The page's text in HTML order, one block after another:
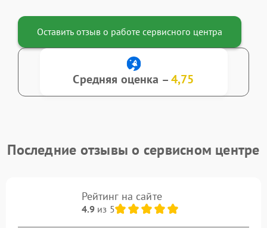
Оставить отзыв о работе сервисного центра
Средняя оценка –4,75
Последние отзывы о сервисном центре
Рейтинг на сайте
4.9из 5